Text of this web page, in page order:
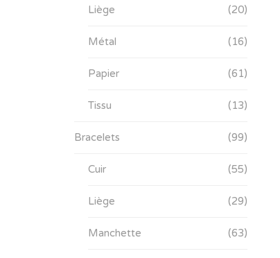
Liège (20)
Métal (16)
Papier (61)
Tissu (13)
Bracelets (99)
Cuir (55)
Liège (29)
Manchette (63)